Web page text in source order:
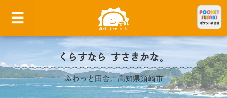
くらすなら すさきかな。
ふわっと田舎。高知県須崎市